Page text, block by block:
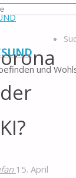
und
15. April